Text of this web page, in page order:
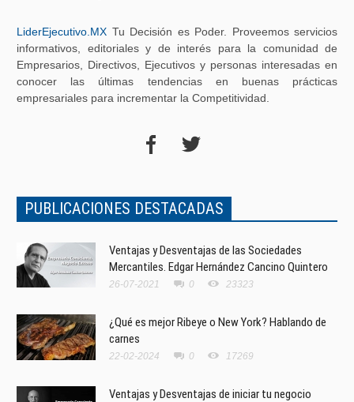
LiderEjecutivo.MX Tu Decisión es Poder. Proveemos servicios
informativos, editoriales y de interés para la comunidad de
Empresarios, Directivos, Ejecutivos y personas interesadas en
conocer las últimas tendencias en buenas prácticas
empresariales para incrementar la Competitividad.
PUBLICACIONES DESTACADAS
Ventajas y Desventajas de las Sociedades
Mercantiles. Edgar Hernández Cancino Quintero
26-07-2021 0 23323
¿Qué es mejor Ribeye o New York? Hablando de
carnes
22-02-2024 0 17269
Ventajas y Desventajas de iniciar tu negocio